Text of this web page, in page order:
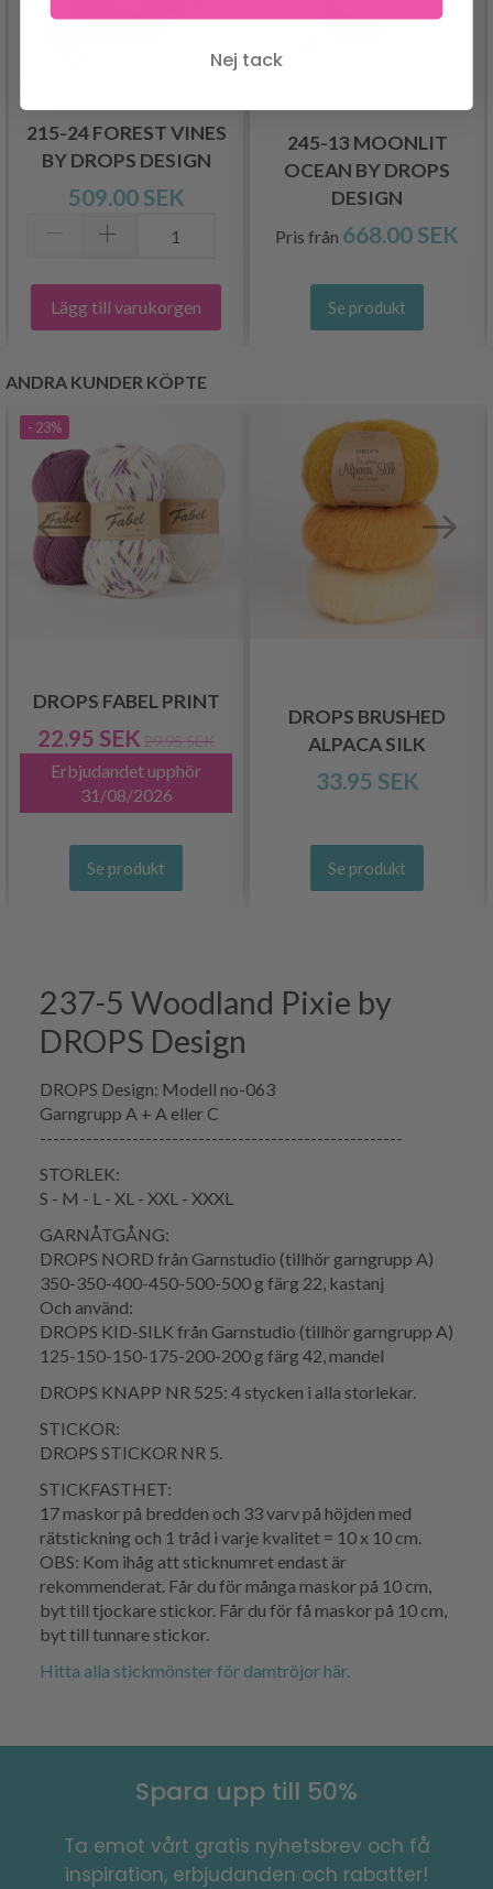
215-24 FOREST VINES
BY DROPS DESIGN
509.00 SEK
Lägg till varukorgen
245-13 MOONLIT
OCEAN BY DROPS
DESIGN
Pris från 668.00 SEK
Se produkt
ANDRA KUNDER KÖPTE
- 23%
DROPS FABEL PRINT
22.95 SEK 29.95 SEK
Erbjudandet upphör
31/08/2026
Se produkt
DROPS BRUSHED
ALPACA SILK
33.95 SEK
Se produkt
237-5 Woodland Pixie by
DROPS Design
DROPS Design: Modell no-063
Garngrupp A + A eller C
-------------------------------------------------------
STORLEK:
S - M - L - XL - XXL - XXXL
GARNÅTGÅNG:
DROPS NORD från Garnstudio (tillhör garngrupp A)
350-350-400-450-500-500 g färg 22, kastanj
Och använd:
DROPS KID-SILK från Garnstudio (tillhör garngrupp A)
125-150-150-175-200-200 g färg 42, mandel
DROPS KNAPP NR 525: 4 stycken i alla storlekar.
STICKOR:
DROPS STICKOR NR 5.
STICKFASTHET:
17 maskor på bredden och 33 varv på höjden med
rätstickning och 1 tråd i varje kvalitet = 10 x 10 cm.
OBS: Kom ihåg att sticknumret endast är
rekommenderat. Får du för många maskor på 10 cm,
byt till tjockare stickor. Får du för få maskor på 10 cm,
byt till tunnare stickor.
Hitta alla stickmönster för damtröjor här.
Spara upp till 50%
Ta emot vårt gratis nyhetsbrev och få
inspiration, erbjudanden och rabatter!
Nej tack